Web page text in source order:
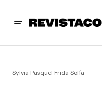
Sylvia Pasquel Frida Sofía